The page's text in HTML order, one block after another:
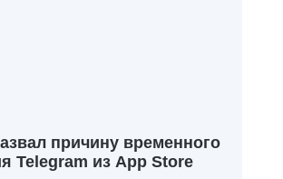
причину временного
Telegram из App Store